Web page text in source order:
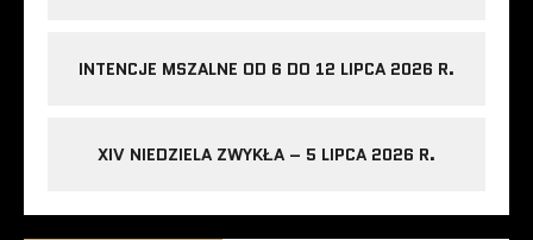
INTENCJE MSZALNE OD 6 DO 12 LIPCA 2026 R.
XIV NIEDZIELA ZWYKŁA – 5 LIPCA 2026 R.